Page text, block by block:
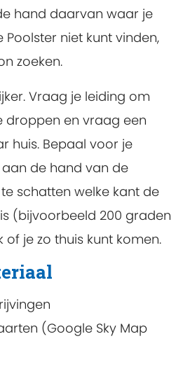
hand daarvan waar je
Poolster niet kunt vinden,
zoeken.
Vraag je leiding om
droppen en vraag een
huis. Bepaal voor je
de hand van de
schatten welke kant de
(bijvoorbeeld 200 graden
of je zo thuis kunt komen.
(Google Sky Map